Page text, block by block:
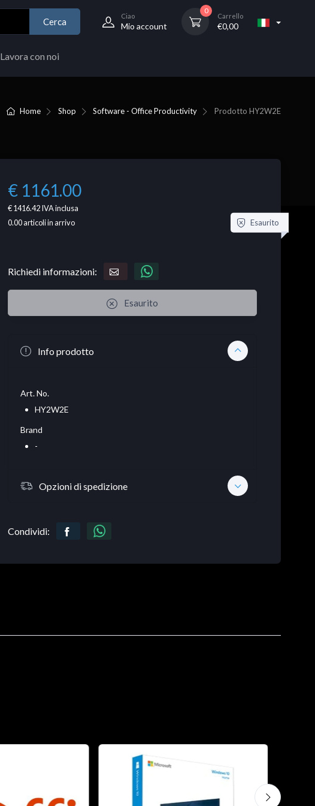
Cerca
Ciao
Mio account
0
Carrello
€0,00
Lavora con noi
Home Shop Software - Office Productivity Prodotto HY2W2E
€ 1161.00
€ 1416.42IVA inclusa
0.00articoli in arrivo Esaurito
Richiedi informazioni:
Esaurito
Info prodotto
Art. No.
HY2W2E
Brand
-
Opzioni di spedizione
Condividi: